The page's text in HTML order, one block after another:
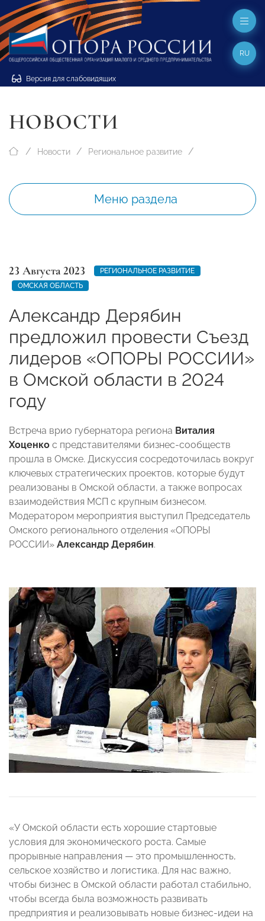
Версия для слабовидящих
RU
НОВОСТИ
Новости Региональное развитие
Меню раздела
23 Августа 2023
РЕГИОНАЛЬНОЕ РАЗВИТИЕ
ОМСКАЯ ОБЛАСТЬ
Александр Дерябин
предложил провести Съезд
лидеров «ОПОРЫ РОССИИ»
в Омской области в 2024
году
Встреча врио губернатора региона Виталия
Хоценко с представителями бизнес-сообществ
прошла в Омске. Дискуссия сосредоточилась вокруг
ключевых стратегических проектов, которые будут
реализованы в Омской области, а также вопросах
взаимодействия МСП с крупным бизнесом.
Модератором мероприятия выступил Председатель
Омского регионального отделения «ОПОРЫ
РОССИИ» Александр Дерябин.
«У Омской области есть хорошие стартовые
условия для экономического роста. Самые
прорывные направления — это промышленность,
сельское хозяйство и логистика. Для нас важно,
чтобы бизнес в Омской области работал стабильно,
чтобы всегда была возможность развивать
предприятия и реализовывать новые бизнес-идеи на